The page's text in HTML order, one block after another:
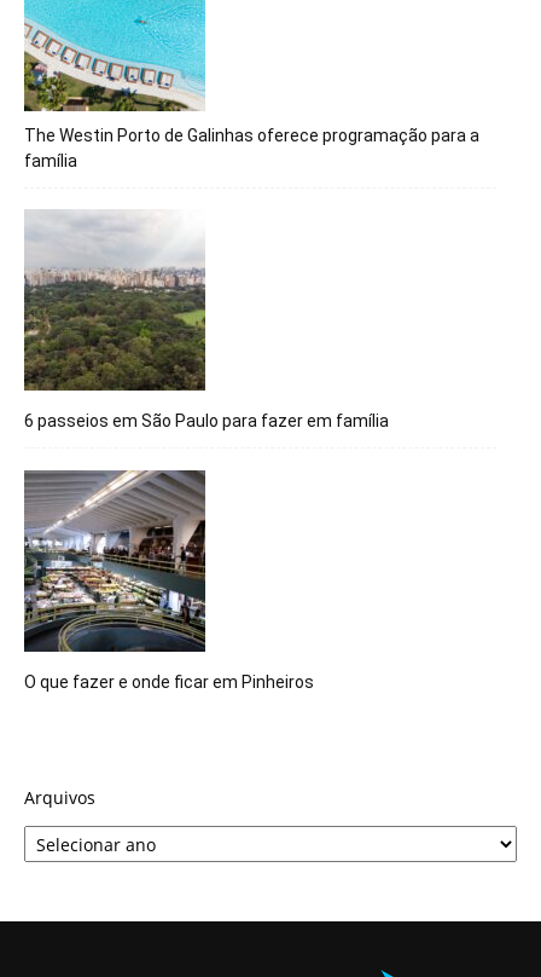
The Westin Porto de Galinhas oferece programação para a
família
6 passeios em São Paulo para fazer em família
O que fazer e onde ficar em Pinheiros
Arquivos